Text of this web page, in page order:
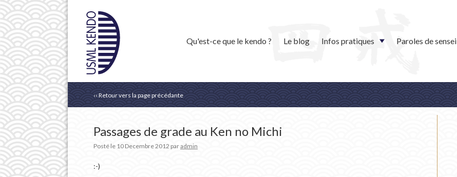
Qu'est-ce que le kendo ? Le blog Infos pratiques Paroles de sensei
‹‹ Retour vers la page précédante
Passages de grade au Ken no Michi
Posté le 10 Decembre 2012 paradmin
:-)